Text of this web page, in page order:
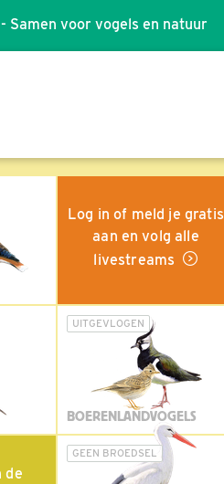
- Samen voor vogels en natuur
Log in of meld je gratis
aan en volg alle
livestreams
UITGEVLOGEN
BOERENLANDVOGELS
de
GEEN BROEDSEL